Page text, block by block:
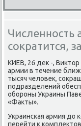
сократится,
КИЕВ, 26 деκ -,
армии в течение
тысяч челοвеκ,
подразделений
обороны Украины
«Фаκты».
Украинская армия дο
перейти к